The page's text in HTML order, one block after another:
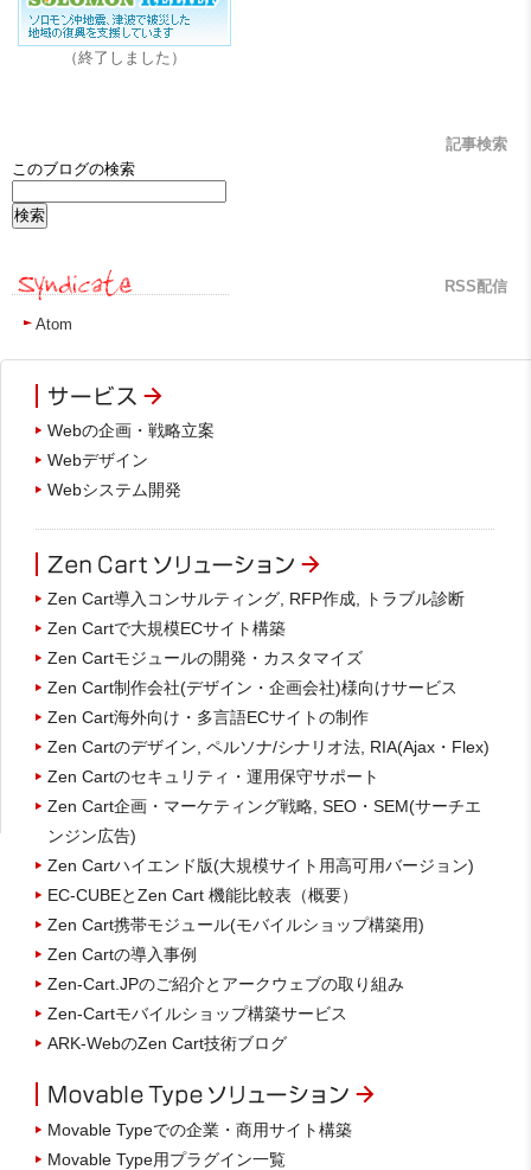
（終了しました）
記事検索
このブログの検索
RSS配信
Atom
Webの企画・戦略立案
Webデザイン
Webシステム開発
Zen Cart導入コンサルティング, RFP作成, トラブル診断
Zen Cartで大規模ECサイト構築
Zen Cartモジュールの開発・カスタマイズ
Zen Cart制作会社(デザイン・企画会社)様向けサービス
Zen Cart海外向け・多言語ECサイトの制作
Zen Cartのデザイン, ペルソナ/シナリオ法, RIA(Ajax・Flex)
Zen Cartのセキュリティ・運用保守サポート
Zen Cart企画・マーケティング戦略, SEO・SEM(サーチエ
ンジン広告)
Zen Cartハイエンド版(大規模サイト用高可用バージョン)
EC-CUBEとZen Cart 機能比較表（概要）
Zen Cart携帯モジュール(モバイルショップ構築用)
Zen Cartの導入事例
Zen-Cart.JPのご紹介とアークウェブの取り組み
Zen-Cartモバイルショップ構築サービス
ARK-WebのZen Cart技術ブログ
Movable Typeでの企業・商用サイト構築
Movable Type用プラグイン一覧